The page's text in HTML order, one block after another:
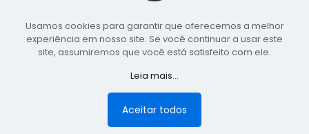
Copyright 2021-2026 - Assessoria de Comunicação da
Prefeitura de São Bento do Una - PE
publicidadeLumusWeb - Agência Digital
Usamos cookies para garantir que oferecemos a melhor
experiência em nosso site. Se você continuar a usar este
site, assumiremos que você está satisfeito com ele.
Leia mais...
Aceitar todos